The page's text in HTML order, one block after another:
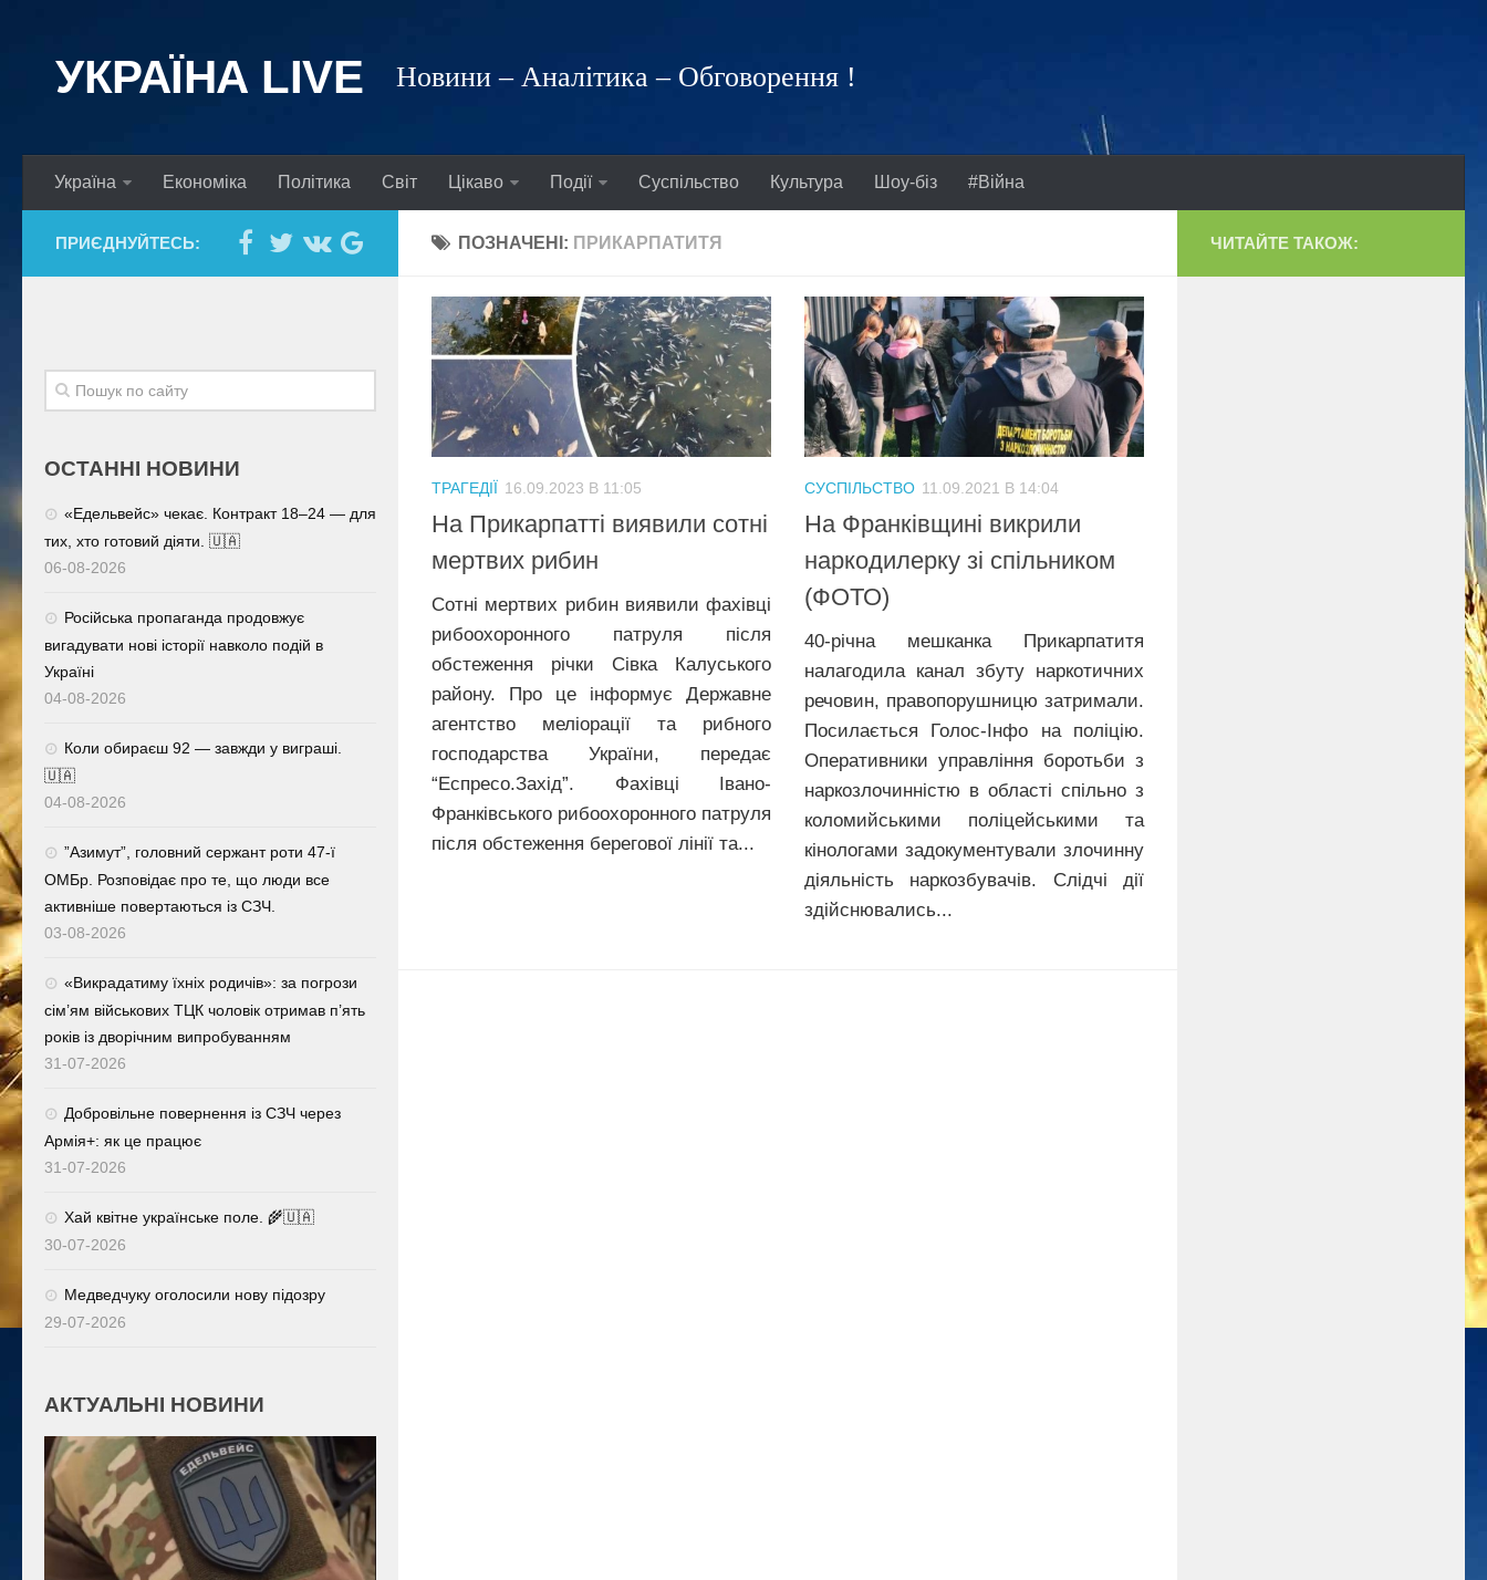
УКРАЇНА LIVE Новини – Аналітика – Обговорення !
Україна Економіка Політика Світ Цікаво Події Суспільство Культура Шоу-біз #Війна
ПОЗНАЧЕНІ: ПРИКАРПАТИТЯ
ТРАГЕДІЇ 16.09.2023 В 11:05
На Прикарпатті виявили сотні
мертвих рибин
Сотні мертвих рибин виявили фахівці
рибоохоронного патруля після
обстеження річки Сівка Калуського
району. Про це інформує Державне
агентство меліорації та рибного
господарства України, передає
“Еспресо.Захід”. Фахівці Івано-
Франківського рибоохоронного патруля
після обстеження берегової лінії та...
СУСПІЛЬСТВО 11.09.2021 В 14:04
На Франківщині викрили
наркодилерку зі спільником
(ФОТО)
40-річна мешканка Прикарпатитя
налагодила канал збуту наркотичних
речовин, правопорушницю затримали.
Посилається Голос-Інфо на поліцію.
Оперативники управління боротьби з
наркозлочинністю в області спільно з
коломийськими поліцейськими та
кінологами задокументували злочинну
діяльність наркозбувачів. Слідчі дії
здійснювались...
ПРИЄДНУЙТЕСЬ:
ОСТАННІ НОВИНИ
«Едельвейс» чекає. Контракт 18–24 — для
тих, хто готовий діяти. 🇺🇦
06-08-2026
Російська пропаганда продовжує
вигадувати нові історії навколо подій в
Україні
04-08-2026
Коли обираєш 92 — завжди у виграші.
🇺🇦
04-08-2026
⁨”Азимут”, головний сержант роти 47-ї
ОМБр. Розповідає про те, що люди все
активніше повертаються із СЗЧ.
03-08-2026
«Викрадатиму їхніх родичів»: за погрози
сім’ям військових ТЦК чоловік отримав п’ять
років із дворічним випробуванням
31-07-2026
Добровільне повернення із СЗЧ через
Армія+: як це працює
31-07-2026
Хай квітне українське поле. 🌾🇺🇦
30-07-2026
Медведчуку оголосили нову підозру
29-07-2026
АКТУАЛЬНІ НОВИНИ
ЧИТАЙТЕ ТАКОЖ: